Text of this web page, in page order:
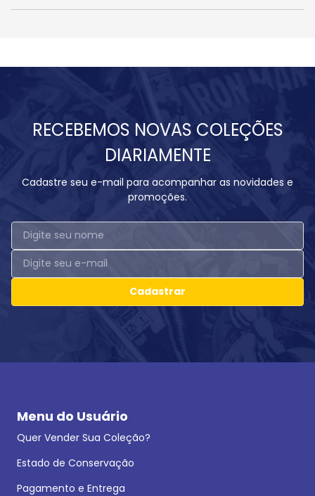
RECEBEMOS NOVAS COLEÇÕES
DIARIAMENTE
Cadastre seu e-mail para acompanhar as novidades e
promoções.
Cadastrar
Menu do Usuário
Quer Vender Sua Coleção?
Estado de Conservação
Pagamento e Entrega